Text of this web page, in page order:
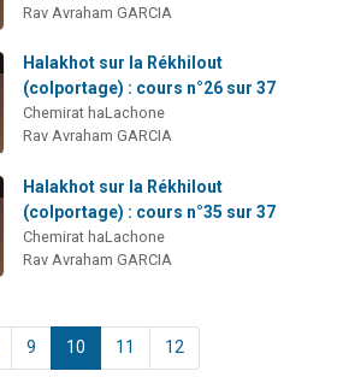
Rav Avraham GARCIA
Halakhot sur la Rékhilout
(colportage) : cours n°26 sur 37
Chemirat haLachone
Rav Avraham GARCIA
Halakhot sur la Rékhilout
(colportage) : cours n°35 sur 37
Chemirat haLachone
Rav Avraham GARCIA
9 10 11 12